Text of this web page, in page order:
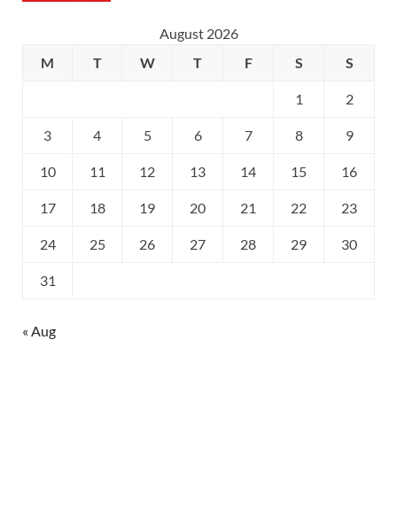
August 2026
M
T W T F S S
1 2
3 4 5 6 7 8 9
10 11 12 13 14 15 16
17 18 19 20 21 22 23
24 25 26 27 28 29 30
31
« Aug